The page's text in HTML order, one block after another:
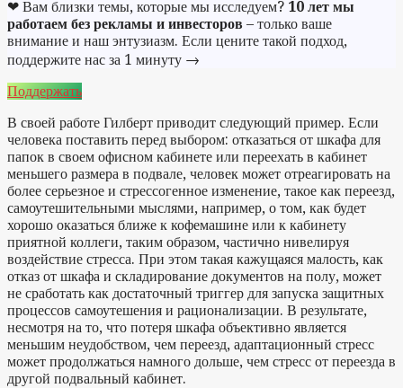
❤ Вам близки темы, которые мы исследуем? 10 лет мы
работаем без рекламы и инвесторов – только ваше
внимание и наш энтузиазм. Если цените такой подход,
поддержите нас за 1 минуту →
Поддержать
В своей работе Гилберт приводит следующий пример. Если
человека поставить перед выбором: отказаться от шкафа для
папок в своем офисном кабинете или переехать в кабинет
меньшего размера в подвале, человек может отреагировать на
более серьезное и стрессогенное изменение, такое как переезд,
самоутешительными мыслями, например, о том, как будет
хорошо оказаться ближе к кофемашине или к кабинету
приятной коллеги, таким образом, частично нивелируя
воздействие стресса. При этом такая кажущаяся малость, как
отказ от шкафа и складирование документов на полу, может
не сработать как достаточный триггер для запуска защитных
процессов самоутешения и рационализации. В результате,
несмотря на то, что потеря шкафа объективно является
меньшим неудобством, чем переезд, адаптационный стресс
может продолжаться намного дольше, чем стресс от переезда в
другой подвальный кабинет.